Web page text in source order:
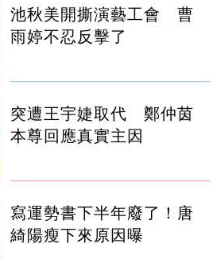
池秋美開撕演藝工會 曹
雨婷不忍反擊了
突遭王宇婕取代 鄭仲茵
本尊回應真實主因
寫運勢書下半年廢了！唐
綺陽瘦下來原因曝